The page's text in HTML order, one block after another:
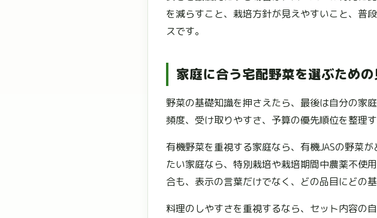
を減らすこと、栽培方針が見えやすいこと、普
スです。
家庭に合う宅配野菜を選ぶため
野菜の基礎知識を押さえたら、最後は自分の家
頻度、受け取りやすさ、予算の優先順位を整理
有機野菜を重視する家庭なら、有機JASの野菜
たい家庭なら、特別栽培や栽培期間中農薬不使
合も、表示の言葉だけでなく、どの品目にどの
料理のしやすさを重視するなら、セット内容の